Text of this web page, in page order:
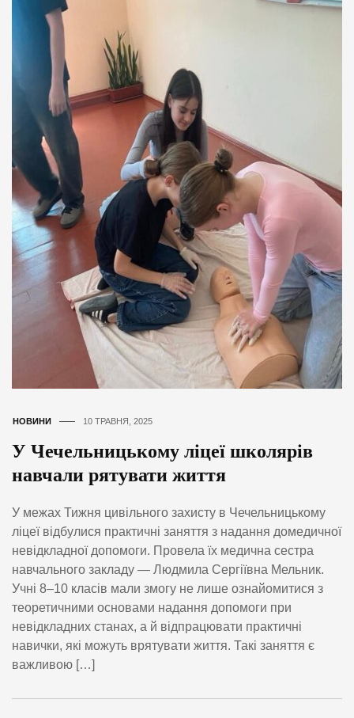
НОВИНИ 10 ТРАВНЯ, 2025
У Чечельницькому ліцеї школярів
навчали рятувати життя
У межах Тижня цивільного захисту в Чечельницькому
ліцеї відбулися практичні заняття з надання домедичної
невідкладної допомоги. Провела їх медична сестра
навчального закладу — Людмила Сергіївна Мельник.
Учні 8–10 класів мали змогу не лише ознайомитися з
теоретичними основами надання допомоги при
невідкладних станах, а й відпрацювати практичні
навички, які можуть врятувати життя. Такі заняття є
важливою […]